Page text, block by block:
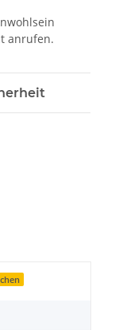
anrufen.